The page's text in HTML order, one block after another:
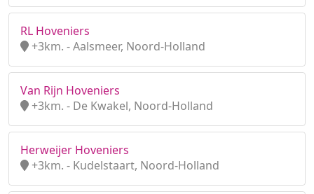
RL Hoveniers
+3km. - Aalsmeer, Noord-Holland
Van Rijn Hoveniers
+3km. - De Kwakel, Noord-Holland
Herweijer Hoveniers
+3km. - Kudelstaart, Noord-Holland